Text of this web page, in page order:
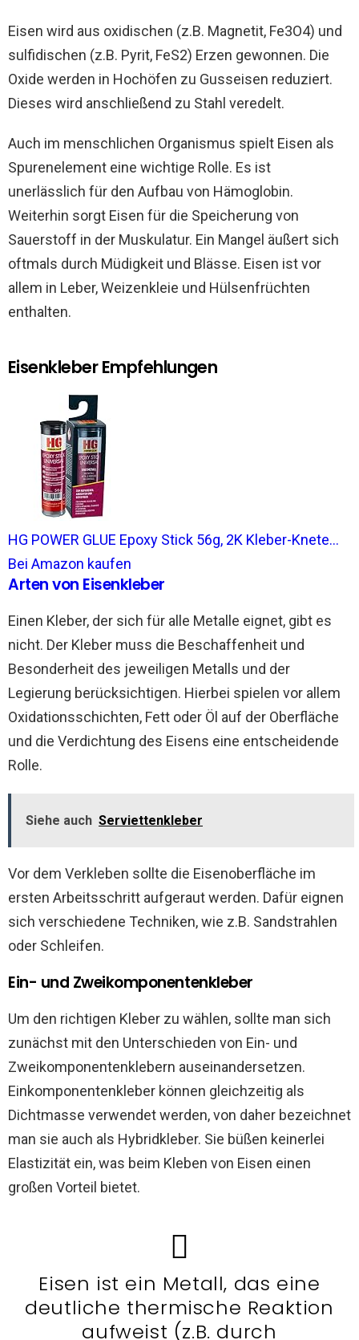
Eisen wird aus oxidischen (z.B. Magnetit, Fe3O4) und
sulfidischen (z.B. Pyrit, FeS2) Erzen gewonnen. Die
Oxide werden in Hochöfen zu Gusseisen reduziert.
Dieses wird anschließend zu Stahl veredelt.
Auch im menschlichen Organismus spielt Eisen als
Spurenelement eine wichtige Rolle. Es ist
unerlässlich für den Aufbau von Hämoglobin.
Weiterhin sorgt Eisen für die Speicherung von
Sauerstoff in der Muskulatur. Ein Mangel äußert sich
oftmals durch Müdigkeit und Blässe. Eisen ist vor
allem in Leber, Weizenkleie und Hülsenfrüchten
enthalten.
Eisenkleber Empfehlungen
HG POWER GLUE Epoxy Stick 56g, 2K Kleber-Knete...
Bei Amazon kaufen
Arten von Eisenkleber
Einen Kleber, der sich für alle Metalle eignet, gibt es
nicht. Der Kleber muss die Beschaffenheit und
Besonderheit des jeweiligen Metalls und der
Legierung berücksichtigen. Hierbei spielen vor allem
Oxidationsschichten, Fett oder Öl auf der Oberfläche
und die Verdichtung des Eisens eine entscheidende
Rolle.
Siehe auch Serviettenkleber
Vor dem Verkleben sollte die Eisenoberfläche im
ersten Arbeitsschritt aufgeraut werden. Dafür eignen
sich verschiedene Techniken, wie z.B. Sandstrahlen
oder Schleifen.
Ein- und Zweikomponentenkleber
Um den richtigen Kleber zu wählen, sollte man sich
zunächst mit den Unterschieden von Ein- und
Zweikomponentenklebern auseinandersetzen.
Einkomponentenkleber können gleichzeitig als
Dichtmasse verwendet werden, von daher bezeichnet
man sie auch als Hybridkleber. Sie büßen keinerlei
Elastizität ein, was beim Kleben von Eisen einen
großen Vorteil bietet.
Eisen ist ein Metall, das eine
deutliche thermische Reaktion
aufweist (z.B. durch